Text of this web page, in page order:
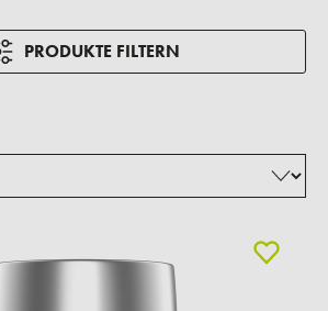
PRODUKTE FILTERN